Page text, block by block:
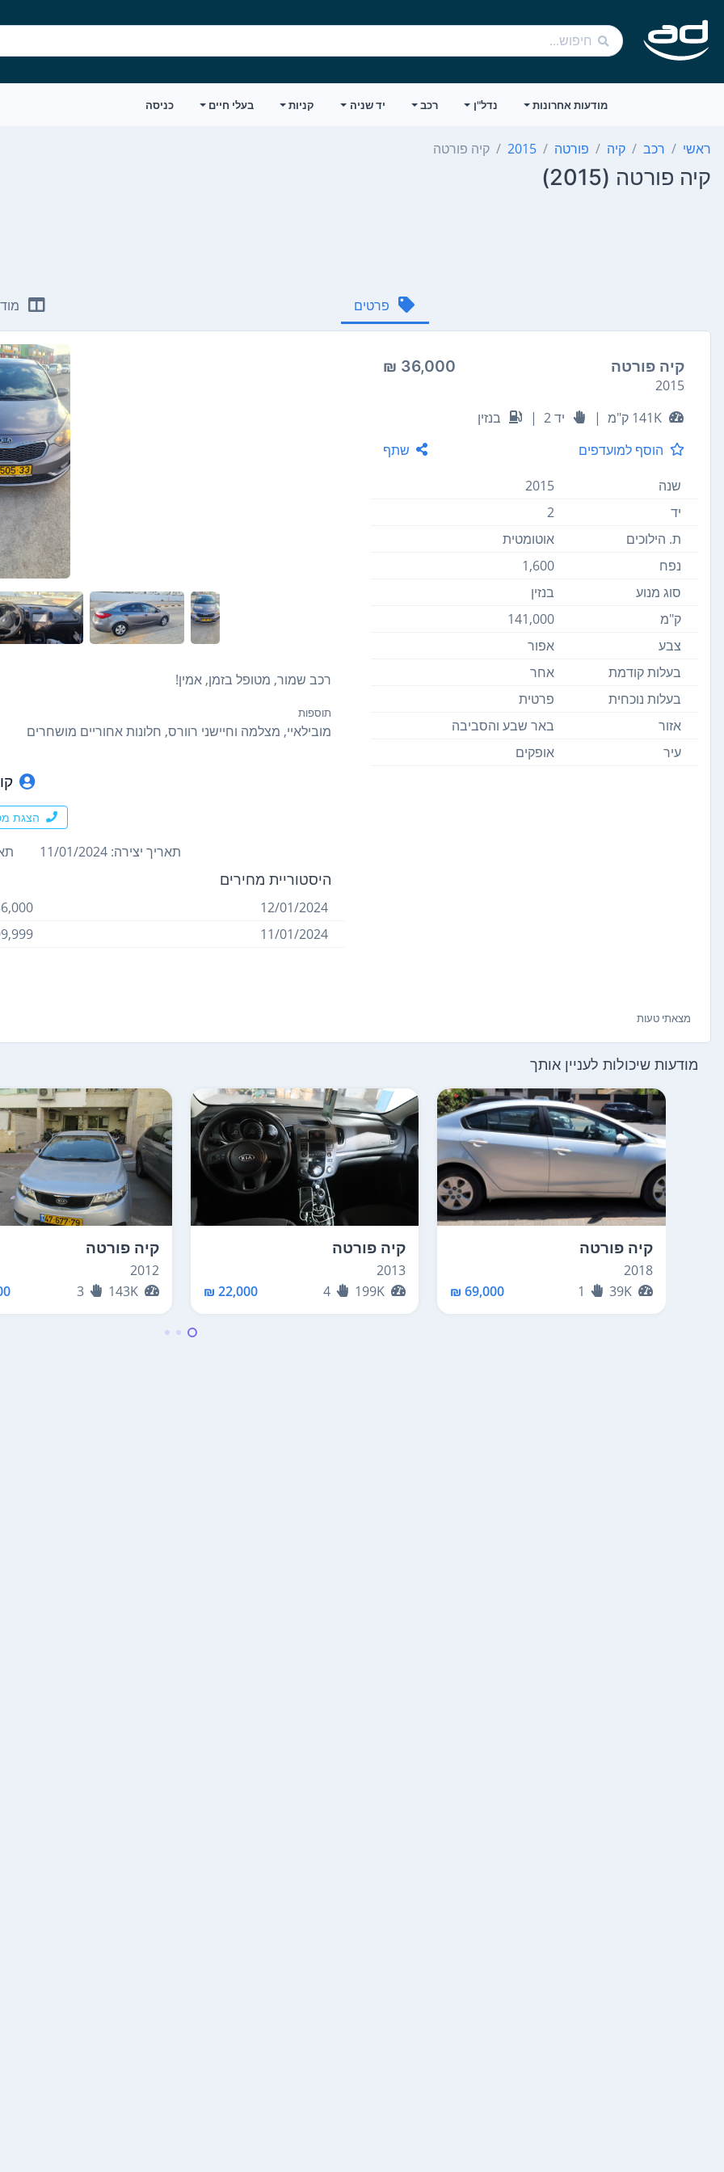
מודעות אחרונות נדל"ן רכב יד שניה קניות בעלי חיים כניסה
ראשי רכב קיה פורטה 2015 קיה פורטה
קיה פורטה (2015)
פרטים
קיה פורטה 36,000 ₪
2015
141K ק"מ
| יד 2 |
בנזין
הוסף למועדפים
שתף
שנה
2015
יד
2
ת. הילוכים
אוטומטית
נפח
1,600
סוג מנוע
בנזין
ק"מ
141,000
צבע
אפור
בעלות קודמת
אחר
בעלות נוכחית
פרטית
אזור
באר שבע והסביבה
עיר
אופקים
רכב שמור, מטופל בזמן, אמין!
תוספות
מובילאיי, מצלמה וחיישני רוורס, חלונות אחוריים מושחרים
הצגת
תאריך יצירה: 11/01/2024
היסטוריית מחירים
12/01/2024
₪
11/01/2024
₪
מצאתי טעות
מודעות שיכולות לעניין אותך
קיה פורטה
2018
39K
1
69,000 ₪
קיה פורטה
2013
199K
4
22,000 ₪
קיה פורטה
2012
143K
3
₪